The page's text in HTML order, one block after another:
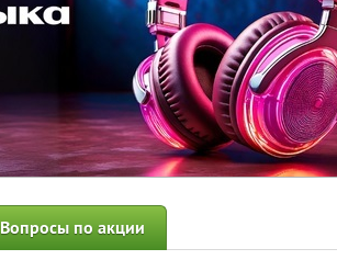
Вопросы по акции